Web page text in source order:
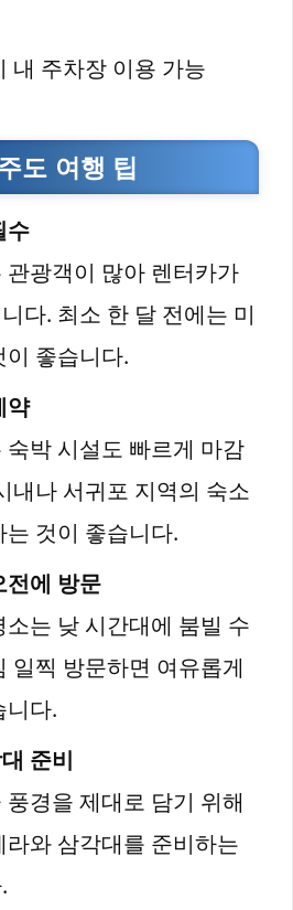
내 주차장 이용 가능
도 여행 팁
수
관광객이 많아 렌터카가
다. 최소 한 달 전에는 미
이 좋습니다.
약
숙박 시설도 빠르게 마감
내나 서귀포 지역의 숙소
것이 좋습니다.
전에 방문
는 낮 시간대에 붐빌 수
일찍 방문하면 여유롭게
니다.
준비
경을 제대로 담기 위해
와 삼각대를 준비하는